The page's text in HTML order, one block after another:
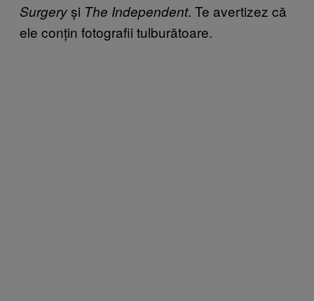
Surgeryși The Independent. Te avertizez că
ele conțin fotografii tulburătoare.